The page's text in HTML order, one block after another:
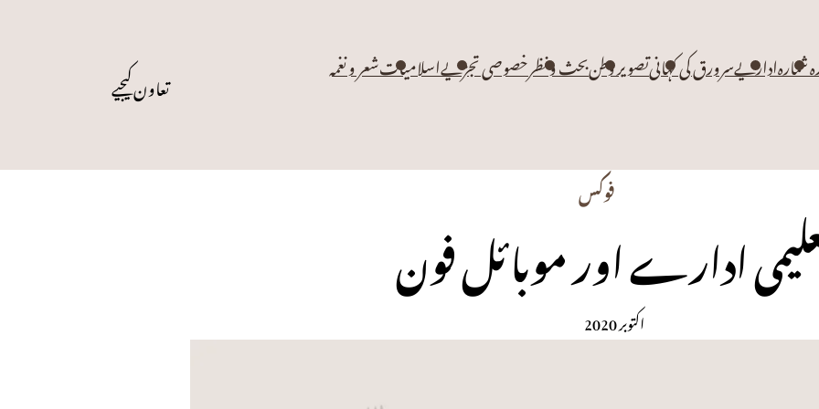
شمارہاداریےسرورق کی کہانیتصویر وطنبحث و نظرخصوصی تجزیےاسلامیاتشعر و نغمہ تعاون کیجیے
فوکس
ادارے اور موبائل فون
اکتوبر 2020